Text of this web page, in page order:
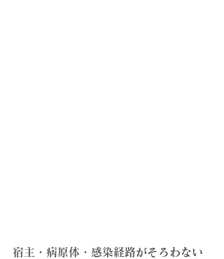
宿主・病原体・感染経路がそろわない